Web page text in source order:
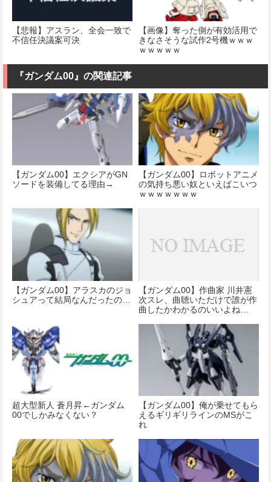
【悲報】アスラン、全会一致で
不信任決議案可決
【画像】奪った側が有効活用で
きなさそうな試作2号機ｗｗｗ
ｗｗｗｗｗ
『ガンダム00』の関連記事
【ガンダム00】エクシアがGN
ソードを装備してる理由→
【ガンダム00】ロボットアニメ
の気持ち悪い奴といえばこいつ
ｗｗｗｗｗｗｗ
【ガンダム00】アラスカのジョ
シュアって結局なんだったの…
【ガンダム00】作曲家 川井憲
次スレ、曲聴いただけで誰が作
曲したかわかるのいいよね…
超大型新人 蒼月昇←ガンダム
00でしかみなくない？
【ガンダム00】俺が乗せてもら
えるギリギリラインのMSがこ
れ